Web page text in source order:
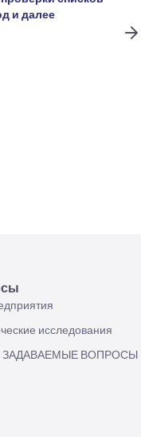
и далее
исследования
ЗАДАВАЕМЫЕ ВОПРОСЫ